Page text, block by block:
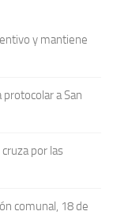
y mantiene
a San
por las
comunal, 18 de